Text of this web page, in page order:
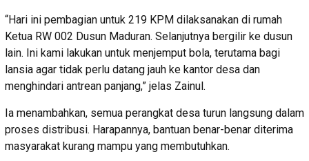
“Hari ini pembagian untuk 219 KPM dilaksanakan di rumah
Ketua RW 002 Dusun Maduran. Selanjutnya bergilir ke dusun
lain. Ini kami lakukan untuk menjemput bola, terutama bagi
lansia agar tidak perlu datang jauh ke kantor desa dan
menghindari antrean panjang,” jelas Zainul.
Ia menambahkan, semua perangkat desa turun langsung dalam
proses distribusi. Harapannya, bantuan benar-benar diterima
masyarakat kurang mampu yang membutuhkan.